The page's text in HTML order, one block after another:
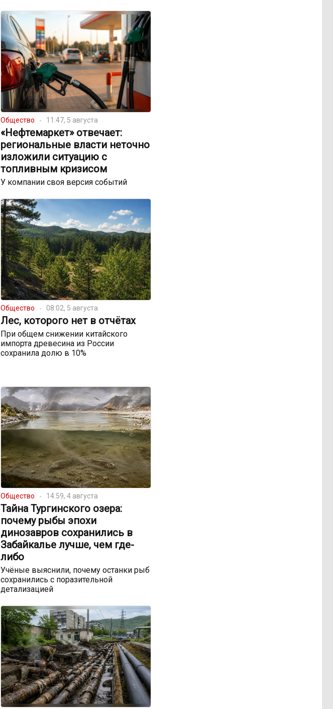
Общество 11:47, 5 августа
«Нефтемаркет» отвечает:
региональные власти неточно
изложили ситуацию с
топливным кризисом
У компании своя версия событий
Общество 08:02, 5 августа
Лес, которого нет в отчётах
При общем снижении китайского
импорта древесина из России
сохранила долю в 10%
Общество 14:59, 4 августа
Тайна Тургинского озера:
почему рыбы эпохи
динозавров сохранились в
Забайкалье лучше, чем где-
либо
Учёные выяснили, почему останки рыб
сохранились с поразительной
детализацией